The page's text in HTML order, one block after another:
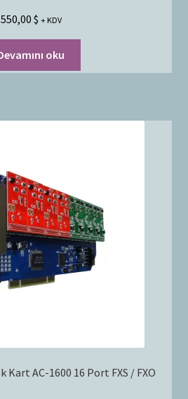
550,00 $ + KDV
oku
Kart AC-1600 16 Port FXS / FXO